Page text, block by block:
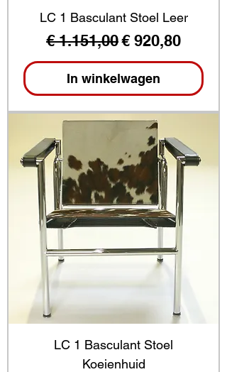
LC 1 Basculant Stoel Leer
Normale prijs
€ 1.151,00Verkoopprijs
€ 920,80
In winkelwagen
LC 1 Basculant Stoel
Koeienhuid